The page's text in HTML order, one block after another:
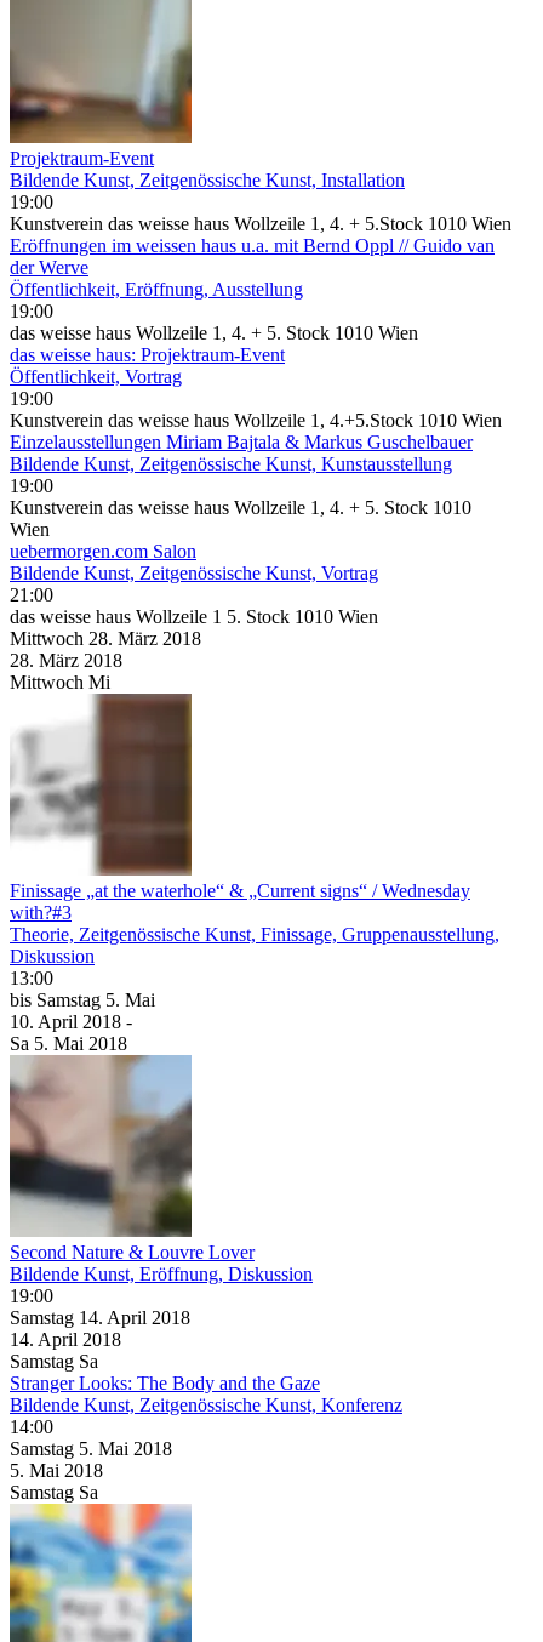
Projektraum-Event
Bildende Kunst, Zeitgenössische Kunst, Installation
19:00
Kunstverein das weisse haus Wollzeile 1, 4. + 5.Stock 1010 Wien
Eröffnungen im weissen haus u.a. mit Bernd Oppl // Guido van
der Werve
Öffentlichkeit, Eröffnung, Ausstellung
19:00
das weisse haus Wollzeile 1, 4. + 5. Stock 1010 Wien
das weisse haus: Projektraum-Event
Öffentlichkeit, Vortrag
19:00
Kunstverein das weisse haus Wollzeile 1, 4.+5.Stock 1010 Wien
Einzelausstellungen Miriam Bajtala & Markus Guschelbauer
Bildende Kunst, Zeitgenössische Kunst, Kunstausstellung
19:00
Kunstverein das weisse haus Wollzeile 1, 4. + 5. Stock 1010
Wien
uebermorgen.com Salon
Bildende Kunst, Zeitgenössische Kunst, Vortrag
21:00
das weisse haus Wollzeile 1 5. Stock 1010 Wien
Mittwoch 28. März 2018
28. März 2018
Mittwoch Mi
Finissage „at the waterhole“ & „Current signs“ / Wednesday
with?#3
Theorie, Zeitgenössische Kunst, Finissage, Gruppenausstellung,
Diskussion
13:00
bis Samstag 5. Mai
10. April 2018 -
Sa 5. Mai 2018
Second Nature & Louvre Lover
Bildende Kunst, Eröffnung, Diskussion
19:00
Samstag 14. April 2018
14. April 2018
Samstag Sa
Stranger Looks: The Body and the Gaze
Bildende Kunst, Zeitgenössische Kunst, Konferenz
14:00
Samstag 5. Mai 2018
5. Mai 2018
Samstag Sa